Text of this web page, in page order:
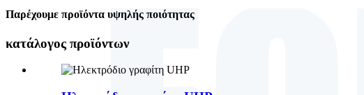
Παρέχουμε προϊόντα υψηλής ποιότητας
κατάλογος προϊόντων